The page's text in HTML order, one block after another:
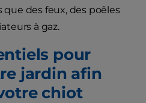
que des feux, des poêles
à gaz.
pour
jardin afin
chiot